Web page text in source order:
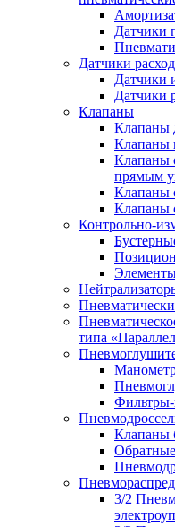
Датчики
Датчики
Датчики
Датчики
Клапаны
Клапаны
Клапаны
Клапаны
прямым
Клапаны
Клапаны
Контрольно-
типа
Клапаны
3/2